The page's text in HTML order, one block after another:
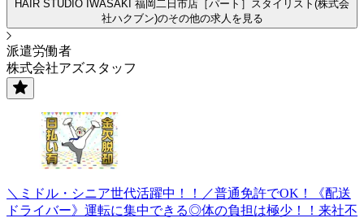
HAIR STUDIO IWASAKI 福岡二日市店［パート］スタイリスト(株式会
社ハクブン)のその他の求人を見る
派遣労働者
株式会社アズスタッフ
＼ミドル・シニア世代活躍中！！／普通免許でOK！《配送
ドライバー》運転に集中できる◎体の負担は極少！！来社不